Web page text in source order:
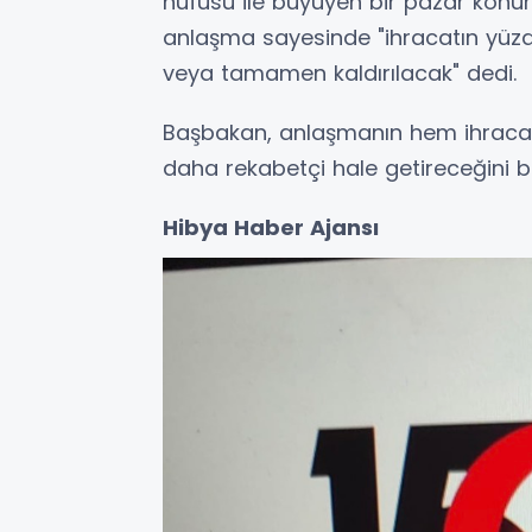
anlaşma sayesinde "ihracatın
veya tamamen kaldırılacak" dedi.
Başbakan, anlaşmanın hem
daha rekabetçi hale getireceğini
Hibya Haber Ajansı